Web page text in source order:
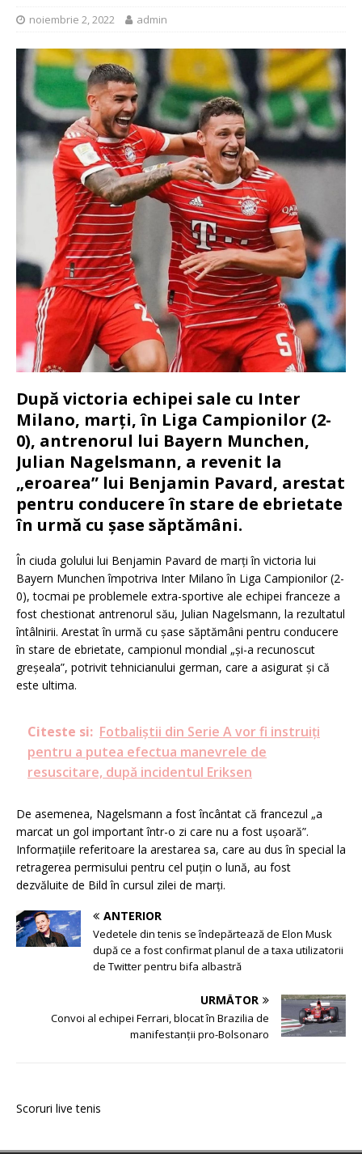
noiembrie 2, 2022 admin
După victoria echipei sale cu Inter
Milano, marți, în Liga Campionilor (2-
0), antrenorul lui Bayern Munchen,
Julian Nagelsmann, a revenit la
„eroarea” lui Benjamin Pavard, arestat
pentru conducere în stare de ebrietate
în urmă cu șase săptămâni.
În ciuda golului lui Benjamin Pavard de marți în victoria lui
Bayern Munchen împotriva Inter Milano în Liga Campionilor (2-
0), tocmai pe problemele extra-sportive ale echipei franceze a
fost chestionat antrenorul său, Julian Nagelsmann, la rezultatul
întâlnirii. Arestat în urmă cu șase săptămâni pentru conducere
în stare de ebrietate, campionul mondial „și-a recunoscut
greșeala”, potrivit tehnicianului german, care a asigurat și că
este ultima.
Citeste si: Fotbaliștii din Serie A vor fi instruiți
pentru a putea efectua manevrele de
resuscitare, după incidentul Eriksen
De asemenea, Nagelsmann a fost încântat că francezul „a
marcat un gol important într-o zi care nu a fost ușoară”.
Informațiile referitoare la arestarea sa, care au dus în special la
retragerea permisului pentru cel puțin o lună, au fost
dezvăluite de Bild în cursul zilei de marți.
ANTERIOR
Vedetele din tenis se îndepărtează de Elon Musk
după ce a fost confirmat planul de a taxa utilizatorii
de Twitter pentru bifa albastră
URMĂTOR
Convoi al echipei Ferrari, blocat în Brazilia de
manifestanţii pro-Bolsonaro
Scoruri live tenis